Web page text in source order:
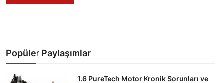
Popüler Paylaşımlar
1.6 PureTech Motor Kronik Sorunları ve